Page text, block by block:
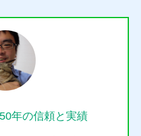
年の信頼と実績